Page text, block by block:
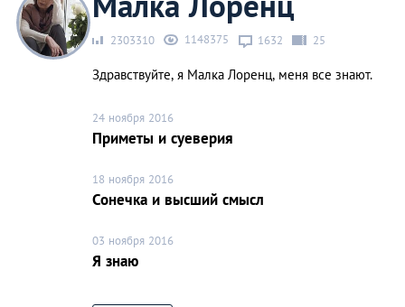
2303310 1148375 1632 25
Здравствуйте, я Малка Лоренц, меня все знают.
24 ноября 2016
Приметы и суеверия
18 ноября 2016
Сонечка и высший смысл
03 ноября 2016
Я знаю